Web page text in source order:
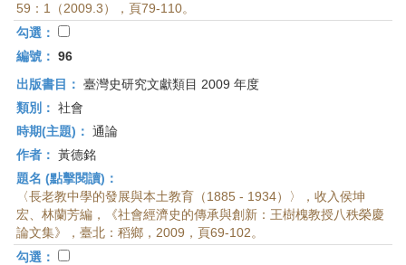
59：1（2009.3），頁79-110。
勾選：
編號： 96
出版書目： 臺灣史研究文獻類目 2009 年度
類別： 社會
時期(主題)： 通論
作者： 黃德銘
題名 (點擊閱讀)：
〈長老教中學的發展與本土教育（1885 - 1934）〉，收入侯坤
宏、林蘭芳編，《社會經濟史的傳承與創新：王樹槐教授八秩榮慶
論文集》，臺北：稻鄉，2009，頁69-102。
勾選：